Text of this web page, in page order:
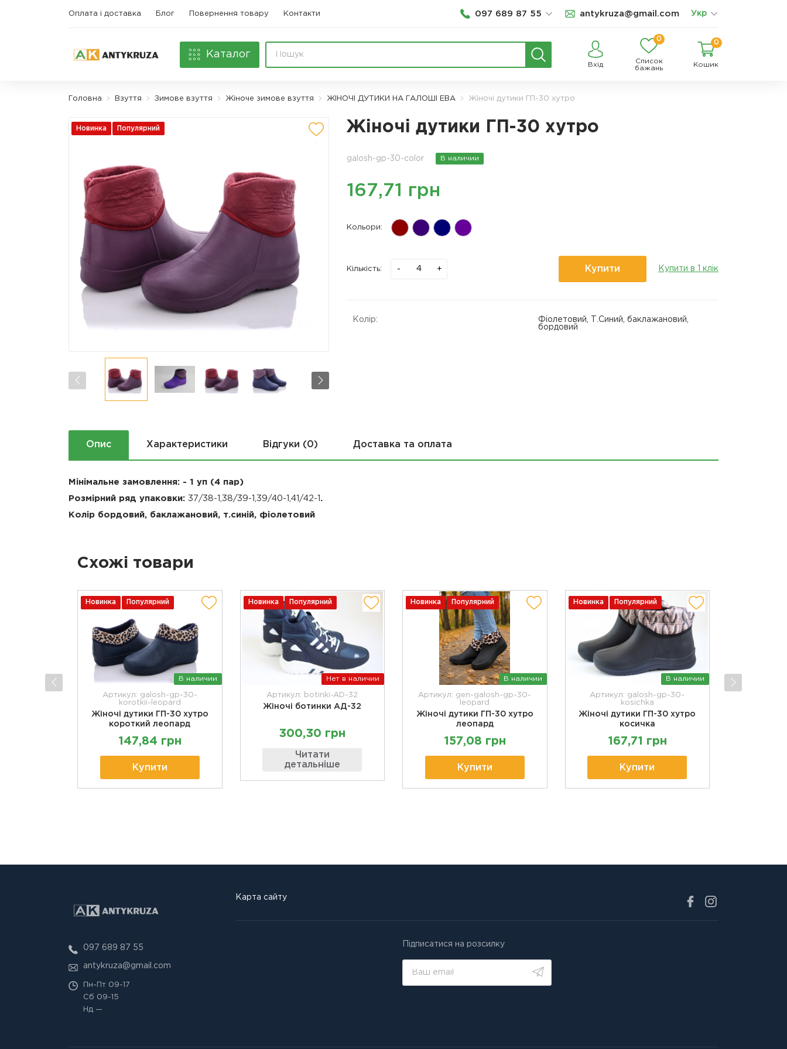
Оплата і доставка Блог Повернення товару Контакти 097 689 87 55 antykruza@gmail.com Укр
Каталог
Вхід
0
Список
бажань
0
Кошик
Головна Взуття Зимове взуття Жіноче зимове взуття ЖІНОЧІ ДУТИКИ НА ГАЛОШІ ЕВА Жіночі дутики ГП-30 хутро
Новинка Популярний Жіночі дутики ГП-30 хутро
galosh-gp-30-color В наличии
167,71 грн
Кольори:
Кількість: - + Купити Купити в 1 клік
Колір:
Фіолетовий, Т.Синий, баклажановий,
бордовий
Опис Характеристики Відгуки (0) Доставка та оплата
Мінімальне замовлення: - 1 уп (4 пар)
Розмірний ряд упаковки: 37/38-1,38/39-1,39/40-1,41/42-1 .
Колір бордовий, баклажановий, т.синій, фіолетовий
Схожі товари
Новинка Популярний
В наличии
Артикул: galosh-gp-30-
korotkii-leopard
Жіночі дутики ГП-30 хутро
короткий леопард
147,84 грн
Купити
Новинка Популярний
Нет в наличии
Артикул: botinki-AD-32
Жіночі ботинки АД-32
300,30 грн
Читати
детальніше
Новинка Популярний
В наличии
Артикул: gen-galosh-gp-30-
leopard
Жіночі дутики ГП-30 хутро
леопард
157,08 грн
Купити
Новинка Популярний
В наличии
Артикул: galosh-gp-30-
kosichka
Жіночі дутики ГП-30 хутро
косичка
167,71 грн
Купити
097 689 87 55
antykruza@gmail.com
Пн-Пт 09-17
Сб 09-15
Нд —
Карта сайту
Підписатися на розсилку